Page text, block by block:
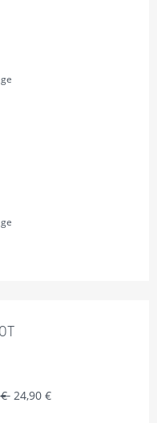
€ Ursprünglicher Preis war:
24,90 €Aktueller Preis ist: